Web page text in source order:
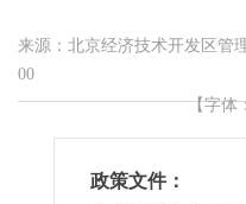
来源：北京经济技术开发区管
00
【字体
政策文件：